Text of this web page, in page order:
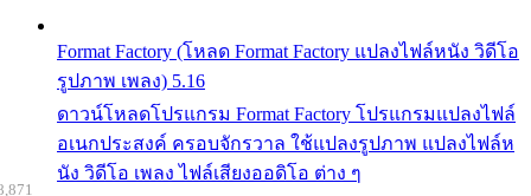
Format Factory (โหลด Format Factory แปลงไฟล์หนัง วิดีโอ
รูปภาพ เพลง) 5.16
ดาวน์โหลดโปรแกรม Format Factory โปรแกรมแปลงไฟล์
อเนกประสงค์ ครอบจักรวาล ใช้แปลงรูปภาพ แปลงไฟล์ห
นัง วิดีโอ เพลง ไฟล์เสียงออดิโอ ต่าง ๆ